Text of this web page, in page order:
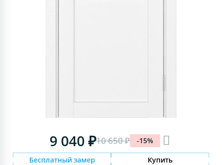
9 040 ₽10 650 ₽ -15%
Бесплатный замер Купить